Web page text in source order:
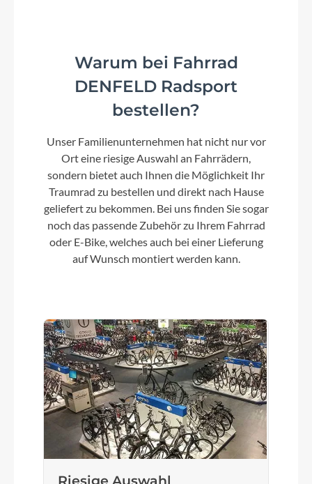
Kette
Shimano HG601 11s
Shimano Ultegra R8000F
Laufradgröße
28 Zoll
Fin
Steuersatz
Acros AIX-532 IS52/28,6 - IS52/40
Sattel
Fizik Aliante R5 150mm
Warum bei Fahrrad
DENFELD Radsport
bestellen?
Unser Familienunternehmen hat nicht nur vor
Ort eine riesige Auswahl an Fahrrädern,
sondern bietet auch Ihnen die Möglichkeit Ihr
Traumrad zu bestellen und direkt nach Hause
geliefert zu bekommen. Bei uns finden Sie sogar
noch das passende Zubehör zu Ihrem Fahrrad
oder E-Bike, welches auch bei einer Lieferung
auf Wunsch montiert werden kann.